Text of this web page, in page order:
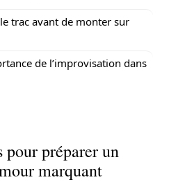
trac avant de monter sur
de l’improvisation dans
pour préparer un
marquant